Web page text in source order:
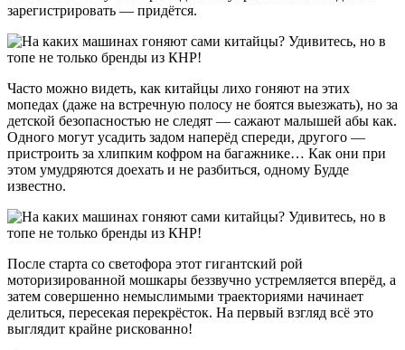
зарегистрировать — придётся.
Часто можно видеть, как китайцы лихо гоняют на этих
мопедах (даже на встречную полосу не боятся выезжать), но за
детской безопасностью не следят — сажают малышей абы как.
Одного могут усадить задом наперёд спереди, другого —
пристроить за хлипким кофром на багажнике… Как они при
этом умудряются доехать и не разбиться, одному Будде
известно.
После старта со светофора этот гигантский рой
моторизированной мошкары беззвучно устремляется вперёд, а
затем совершенно немыслимыми траекториями начинает
делиться, пересекая перекрёсток. На первый взгляд всё это
выглядит крайне рискованно!